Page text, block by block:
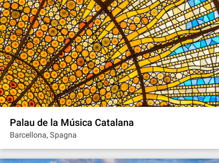
Palau de la Música Catalana
Barcellona, Spagna